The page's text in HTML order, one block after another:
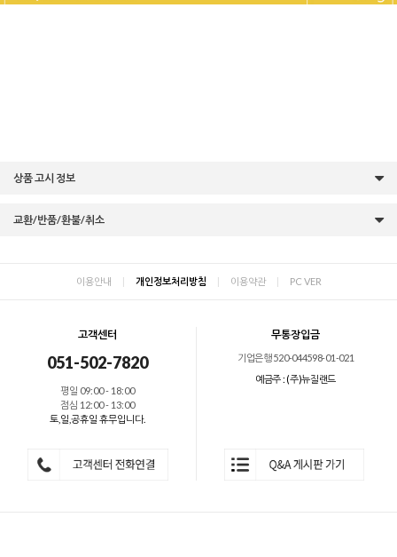
상품 고시 정보
교환/반품/환불/취소
이용안내 개인정보처리방침 이용약관 PC VER
고객센터
051-502-7820
평일 09:00 - 18:00
점심 12:00 - 13:00
토,일,공휴일 휴무입니다.
무통장입금
기업은행 520-044598-01-021
예금주 : (주)뉴질랜드